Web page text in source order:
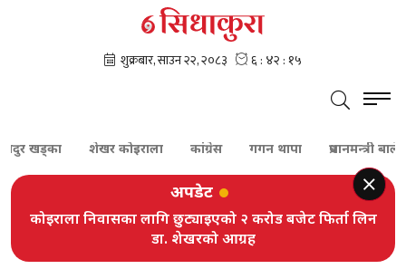
शेखर कोइराला कांग्रेस गगन थापा प्रधानमन्त्री बालेन शाह
अपडेट
कोइराला निवासका लागि छुट्याइएको २ करोड बजेट फिर्ता लिन
डा. शेखरको आग्रह